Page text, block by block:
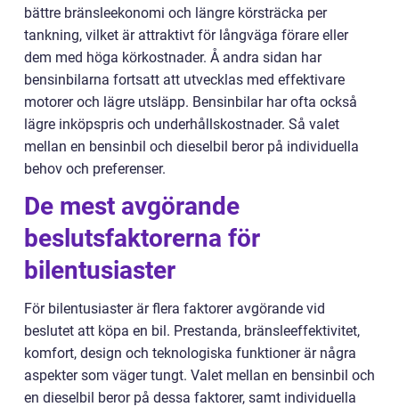
bättre bränsleekonomi och längre körsträcka per
tankning, vilket är attraktivt för långväga förare eller
dem med höga körkostnader. Å andra sidan har
bensinbilarna fortsatt att utvecklas med effektivare
motorer och lägre utsläpp. Bensinbilar har ofta också
lägre inköpspris och underhållskostnader. Så valet
mellan en bensinbil och dieselbil beror på individuella
behov och preferenser.
De mest avgörande
beslutsfaktorerna för
bilentusiaster
För bilentusiaster är flera faktorer avgörande vid
beslutet att köpa en bil. Prestanda, bränsleeffektivitet,
komfort, design och teknologiska funktioner är några
aspekter som väger tungt. Valet mellan en bensinbil och
en dieselbil beror på dessa faktorer, samt individuella